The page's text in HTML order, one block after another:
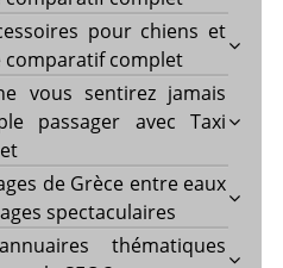
pour chiens et
comparatif complet
vous sentirez jamais
passager avec Taxi
de Grèce entre eaux
spectaculaires
thématiques